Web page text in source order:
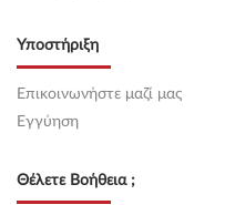
Υποστήριξη
Επικοινωνήστε μαζί μας
Εγγύηση
Θέλετε Βοήθεια ;